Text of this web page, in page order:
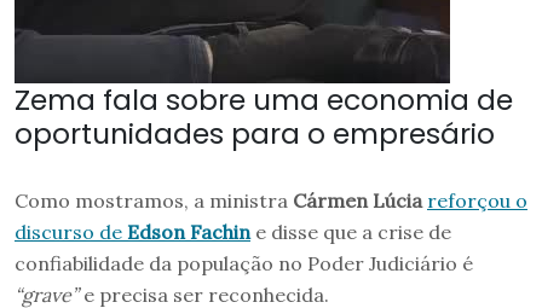
Zema fala sobre uma economia de
oportunidades para o empresário
Como mostramos, a ministra Cármen Lúcia reforçou o
discurso de Edson Fachin e disse que a crise de
confiabilidade da população no Poder Judiciário é
“grave”e precisa ser reconhecida.